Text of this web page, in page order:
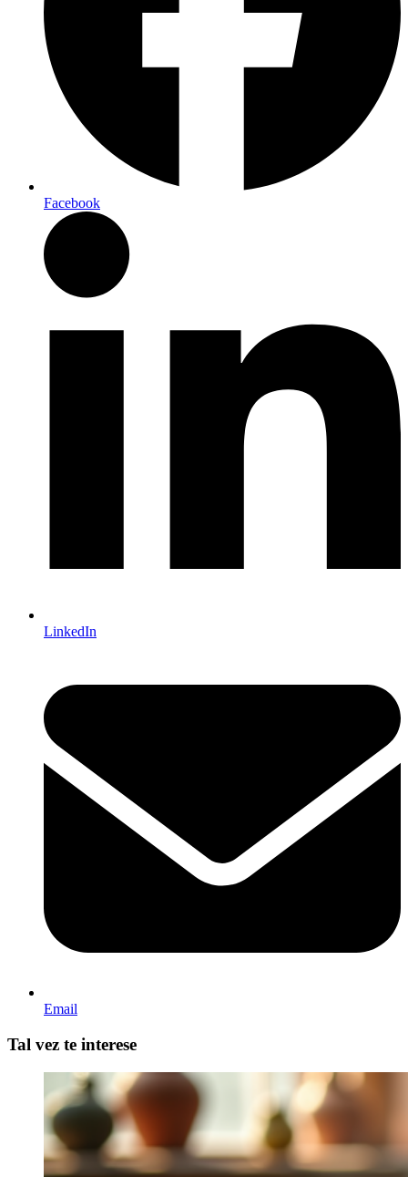
Facebook
LinkedIn
Email
Tal vez te interese